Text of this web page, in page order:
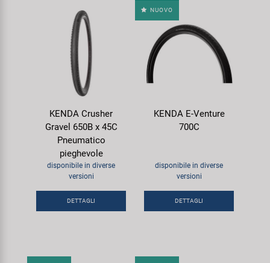
KENDA Crusher
Gravel 650B x 45C
Pneumatico
pieghevole
disponibile in diverse
versioni
DETTAGLI
NUOVO
KENDA E-Venture
700C
disponibile in diverse
versioni
DETTAGLI